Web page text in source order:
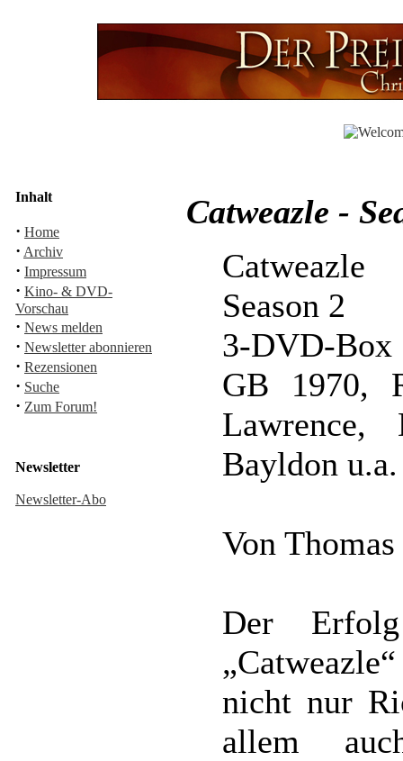
Inhalt
· Home
· Archiv
· Impressum
· Kino- & DVD-
Vorschau
· News melden
· Newsletter abonnieren
· Rezensionen
· Suche
· Zum Forum!
Newsletter
Newsletter-Abo
Catweazle -
Catweazle
Season 2
3-DVD-Box
GB 1970,
Bayldon u.a.
Von
Der
nicht nur
allem